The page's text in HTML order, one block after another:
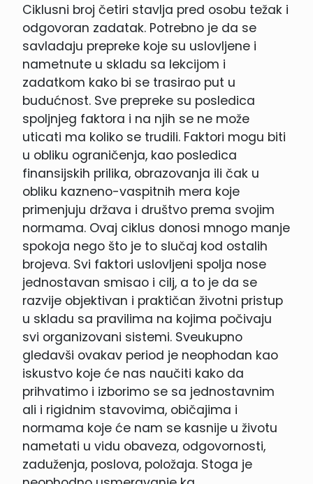
Ciklusni broj četiri stavlja pred osobu težak i
odgovoran zadatak. Potrebno je da se
savladaju prepreke koje su uslovljene i
nametnute u skladu sa lekcijom i
zadatkom kako bi se trasirao put u
budućnost. Sve prepreke su posledica
spoljnjeg faktora i na njih se ne može
uticati ma koliko se trudili. Faktori mogu biti
u obliku ograničenja, kao posledica
finansijskih prilika, obrazovanja ili čak u
obliku kazneno-vaspitnih mera koje
primenjuju država i društvo prema svojim
normama. Ovaj ciklus donosi mnogo manje
spokoja nego što je to slučaj kod ostalih
brojeva. Svi faktori uslovljeni spolja nose
jednostavan smisao i cilj, a to je da se
razvije objektivan i praktičan životni pristup
u skladu sa pravilima na kojima počivaju
svi organizovani sistemi. Sveukupno
gledavši ovakav period je neophodan kao
iskustvo koje će nas naučiti kako da
prihvatimo i izborimo se sa jednostavnim
ali i rigidnim stavovima, običajima i
normama koje će nam se kasnije u životu
nametati u vidu obaveza, odgovornosti,
zaduženja, poslova, položaja. Stoga je